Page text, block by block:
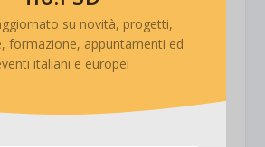
su novità, progetti,
formazione, appuntamenti ed
italiani e europei